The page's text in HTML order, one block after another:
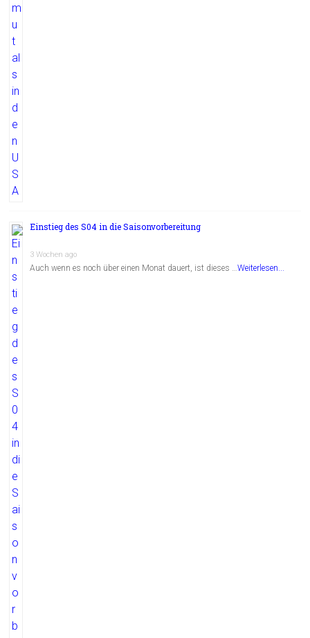
Einstieg des S04 in die Saisonvorbereitung
3 Wochen ago
Auch wenn es noch über einen Monat dauert, ist dieses …Weiterlesen...